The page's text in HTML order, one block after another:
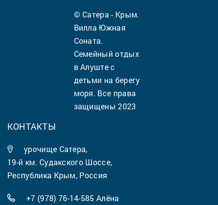
© Сатера - Крым.
Вилла Южная
Соната.
Семейный отдых
в Алуште с
детьми на берегу
моря. Все права
защищены 2023
КОНТАКТЫ
урочище Сатера,
19-й км. Судакского Шоссе,
Республика Крым, Россия
+7 (978) 76-14-585 Алёна